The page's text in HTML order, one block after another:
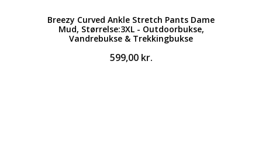
Breezy Curved Ankle Stretch Pants Dame
Mud, Størrelse:3XL - Outdoorbukse,
Vandrebukse & Trekkingbukse
599,00 kr.